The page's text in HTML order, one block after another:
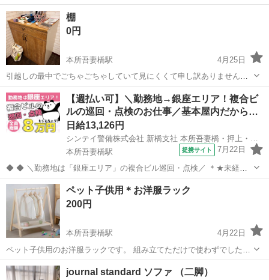
東京 墨田区
棚
0円
本所吾妻橋駅
4月25日
引越しの最中でごちゃごちゃしていて見にくくて申し訳ありません。
手前に置いてあるペットボトルをご参考にしてください。 明日、18時
ごろまで対応可能です。
東京 墨田区 本所吾妻橋駅 収納家具 ペットボトル
【週払い可】＼勤務地→銀座エリア！複合ビ
ルの巡回・点検のお仕事／基本屋内だから…
日給13,126円
本所吾妻橋駅
提携サイト 7月22日
◆ ◆ ＼勤務地は「銀座エリア」の複合ビル巡回・点検／ ＊★未経験
大歓迎！★＊ 「警備業務は興味があるけど初めてだし…」 「バイトデ
ビューなんです…」 「ブランクが長くて…」 「定年後でも働きたいけ
ど…」 などなど、ど...
東京 墨田区 本所吾妻橋駅 警備員
ペット子供用＊お洋服ラック
200円
本所吾妻橋駅
4月22日
ペット子供用のお洋服ラックです。 組み立てただけで使わずでしたの
でお譲りします。 縦78＊横53＊奥行43 ※お譲りするのはラック本体
のみです。イメージとしてかけただけなのでお洋服はつきません。 ※
東京 墨田区
journal standard ソファ （二脚）